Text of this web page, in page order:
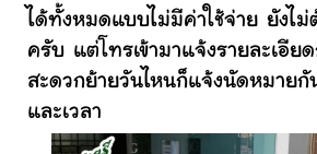
ได้ทั้งหมดแบบไม่มีค่าใช้จ่าย ยังไม่
ครับ แต่โทรเข้ามาแจ้งรายละเอีย
สะดวกย้ายวันไหนก็แจ้งนัดหมายกั
และเวลา